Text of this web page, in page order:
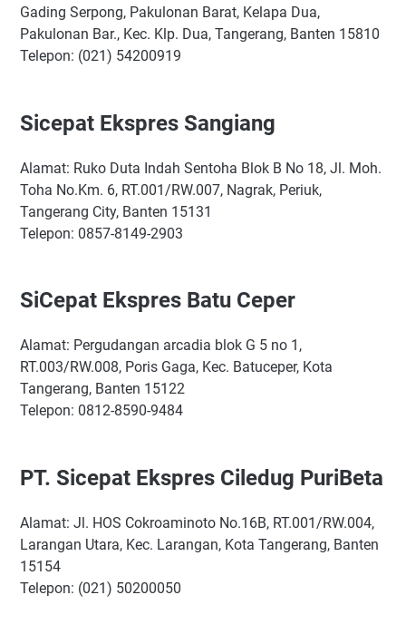
Gading Serpong, Pakulonan Barat, Kelapa Dua,
Pakulonan Bar., Kec. Klp. Dua, Tangerang, Banten 15810
Telepon: (021) 54200919
Sicepat Ekspres Sangiang
Alamat: Ruko Duta Indah Sentoha Blok B No 18, Jl. Moh.
Toha No.Km. 6, RT.001/RW.007, Nagrak, Periuk,
Tangerang City, Banten 15131
Telepon: 0857-8149-2903
SiCepat Ekspres Batu Ceper
Alamat: Pergudangan arcadia blok G 5 no 1,
RT.003/RW.008, Poris Gaga, Kec. Batuceper, Kota
Tangerang, Banten 15122
Telepon: 0812-8590-9484
PT. Sicepat Ekspres Ciledug PuriBeta
Alamat: Jl. HOS Cokroaminoto No.16B, RT.001/RW.004,
Larangan Utara, Kec. Larangan, Kota Tangerang, Banten
15154
Telepon: (021) 50200050